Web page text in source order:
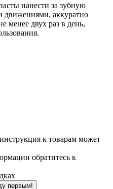
нанести за зубную
движениями, аккуратно
менее двух раз в день,
к товарам может
обратитесь к
первым!